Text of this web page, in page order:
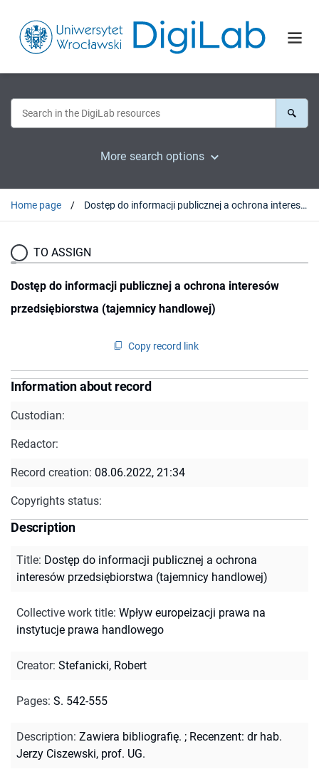
More search options
Home page Dostęp do informacji publicznej a ochrona interesów przedsiębiorstwa (tajemnicy handlowej)
TO ASSIGN
Dostęp do informacji publicznej a ochrona interesów
przedsiębiorstwa (tajemnicy handlowej)
Copy record link
Information about record
Custodian:
Redactor:
Record creation: 08.06.2022, 21:34
Copyrights status:
Description
Title: Dostęp do informacji publicznej a ochrona
interesów przedsiębiorstwa (tajemnicy handlowej)
Collective work title: Wpływ europeizacji prawa na
instytucje prawa handlowego
Creator: Stefanicki, Robert
Pages: S. 542-555
Description: Zawiera bibliografię. ; Recenzent: dr hab.
Jerzy Ciszewski, prof. UG.